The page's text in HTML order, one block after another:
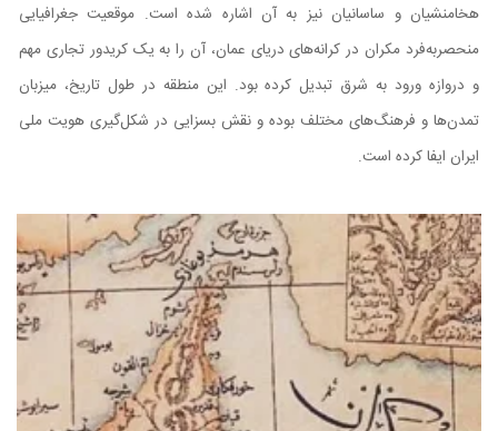
هخامنشیان و ساسانیان نیز به آن اشاره شده است. موقعیت جغرافیایی
منحصربه‌فرد مکران در کرانه‌های دریای عمان، آن را به یک کریدور تجاری مهم
و دروازه ورود به شرق تبدیل کرده بود. این منطقه در طول تاریخ، میزبان
تمدن‌ها و فرهنگ‌های مختلف بوده و نقش بسزایی در شکل‌گیری هویت ملی
ایران ایفا کرده است.